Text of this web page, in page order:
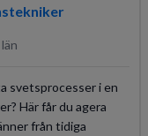
svetsprocesser i en
Här får du agera
från tidiga